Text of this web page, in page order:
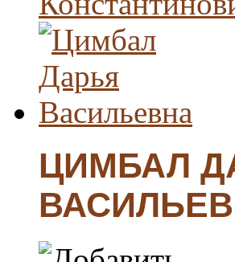
ЦИМБАЛ